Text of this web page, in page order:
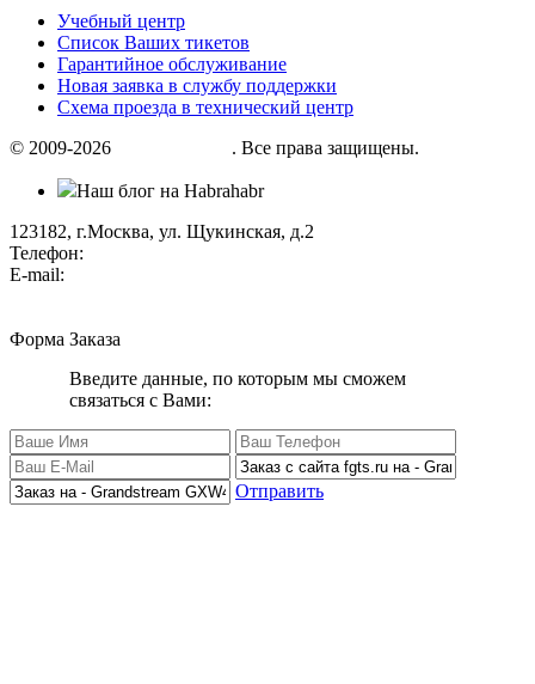
Учебный центр
Список Ваших тикетов
Гарантийное обслуживание
Новая заявка в службу поддержки
Схема проезда в технический центр
© 2009-2026
. Все права защищены.
Наш блог на Habrahabr
123182, г.Москва, ул. Щукинская, д.2
Телефон:
E-mail:
Форма Заказа
Введите данные, по которым мы сможем
связаться с Вами:
Отправить